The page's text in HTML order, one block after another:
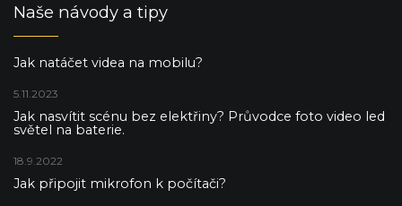
Naše návody a tipy
Jak natáčet videa na mobilu?
5.11.2023
Jak nasvítit scénu bez elektřiny? Průvodce foto video led
světel na baterie.
18.9.2022
Jak připojit mikrofon k počítači?